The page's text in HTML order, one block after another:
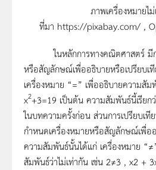
ภาพเครื่องหมายไ
ที่มา https://pixabay.com/ ,
ในหลักการทางคณิตศาสตร์ มีกา
หรือสัญลักษณ์เพื่ออธิบายหรือเปรียบเ
เครื่องหมาย “=” เพื่ออธิบายความสัม
x2+3=19 เป็นต้น ความสัมพันธ์นี้เรียก
ในบทความครั้งก่อน ส่วนการเปรียบเที
กำหนดเครื่องหมายหรือสัญลักษณ์เพื่อ
ความสัมพันธ์นั้นได้แก่ เครื่องหมาย
สัมพันธ์ว่าไม่เท่ากัน เช่น 2≠3 , x2 +